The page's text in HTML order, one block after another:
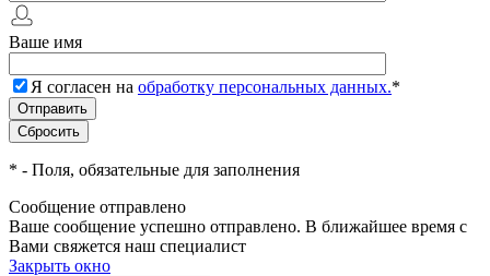
Ваше имя
Я согласен на обработку персональных данных.*
* - Поля, обязательные для заполнения
Сообщение отправлено
Ваше сообщение успешно отправлено. В ближайшее время с
Вами свяжется наш специалист
Закрыть окно